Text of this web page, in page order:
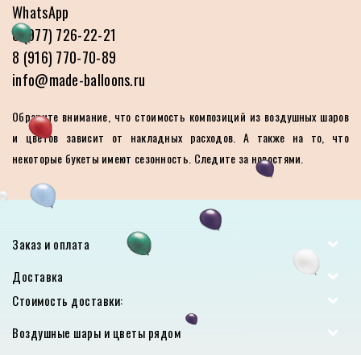
WhatsApp
8 (977) 726-22-21
8 (916) 770-70-89
info@made-balloons.ru
Обратите внимание, что стоимость композиций из воздушных шаров
и цветов зависит от накладных расходов. А также на то, что
некоторые букеты имеют сезонность. Следите за новостями.
Заказ и оплата
Доставка
Стоимость доставки:
Воздушные шары и цветы рядом